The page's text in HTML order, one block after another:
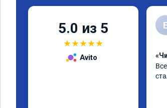
5.0 из 5
★★★★★
Avito